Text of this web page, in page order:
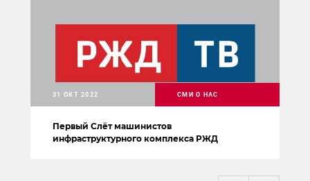
Первый Слёт машинистов
инфраструктурного комплекса РЖД
31 ОКТ 2022 СМИ О НАС